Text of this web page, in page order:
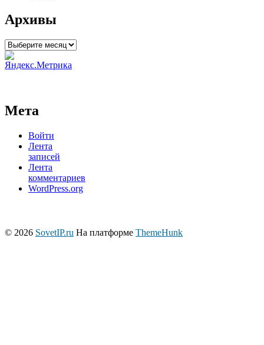
Архивы
Архивы
Мета
Войти
Лента
записей
Лента
комментариев
WordPress.org
© 2026 SovetIP.ru На платформе ThemeHunk